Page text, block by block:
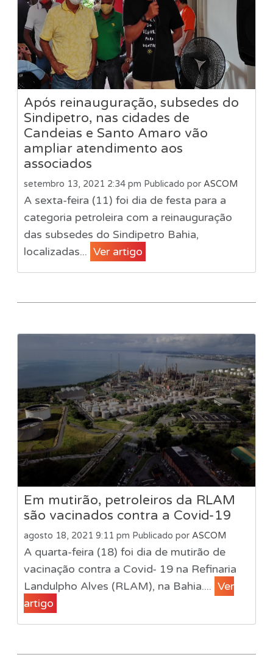
Após reinauguração, subsedes do
Sindipetro, nas cidades de
Candeias e Santo Amaro vão
ampliar atendimento aos
associados
setembro 13, 2021 2:34 pm Publicado por ASCOM
A sexta-feira (11) foi dia de festa para a
categoria petroleira com a reinauguração
das subsedes do Sindipetro Bahia,
localizadas... Ver artigo
Em mutirão, petroleiros da RLAM
são vacinados contra a Covid-19
agosto 18, 2021 9:11 pm Publicado por ASCOM
A quarta-feira (18) foi dia de mutirão de
vacinação contra a Covid- 19 na Refinaria
Landulpho Alves (RLAM), na Bahia.... Ver
artigo